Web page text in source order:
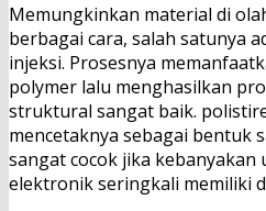
Memungkinkan material di
berbagai cara, salah satunya
injeksi. Prosesnya
polymer lalu menghasilkan
struktural sangat baik.
mencetaknya sebagai bentuk
sangat cocok jika
elektronik seringkali memiliki